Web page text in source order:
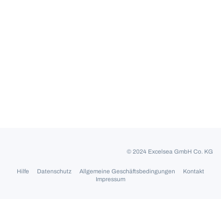
© 2024 Excelsea GmbH Co. KG
Hilfe Datenschutz Allgemeine Geschäftsbedingungen
Kontakt
Impressum